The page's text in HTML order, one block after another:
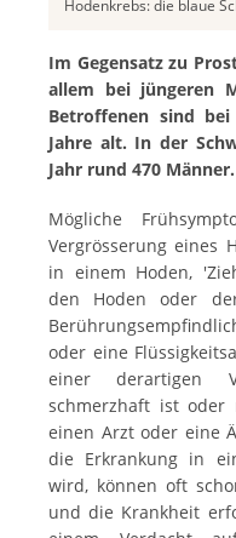
Hodenkrebs: die blaue
Im Gegensatz zu
allem bei jüngeren
Betroffenen sind
Jahre alt. In der
Jahr rund 470 Männer.
Mögliche
Vergrösserung eines
in einem Hoden,
den Hoden oder der
oder eine
einer derartigen
schmerzhaft ist
einen Arzt oder eine
die Erkrankung in
wird, können oft
und die Krankheit